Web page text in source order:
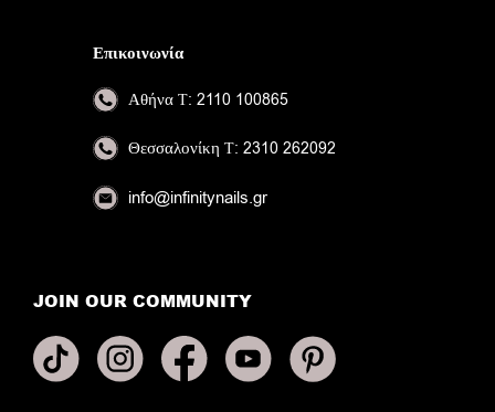
Επικοινωνία
ΑθήναΤ: 2110 100865
ΘεσσαλονίκηΤ: 2310 262092
info@infinitynails.gr
JOIN OUR COMMUNITY